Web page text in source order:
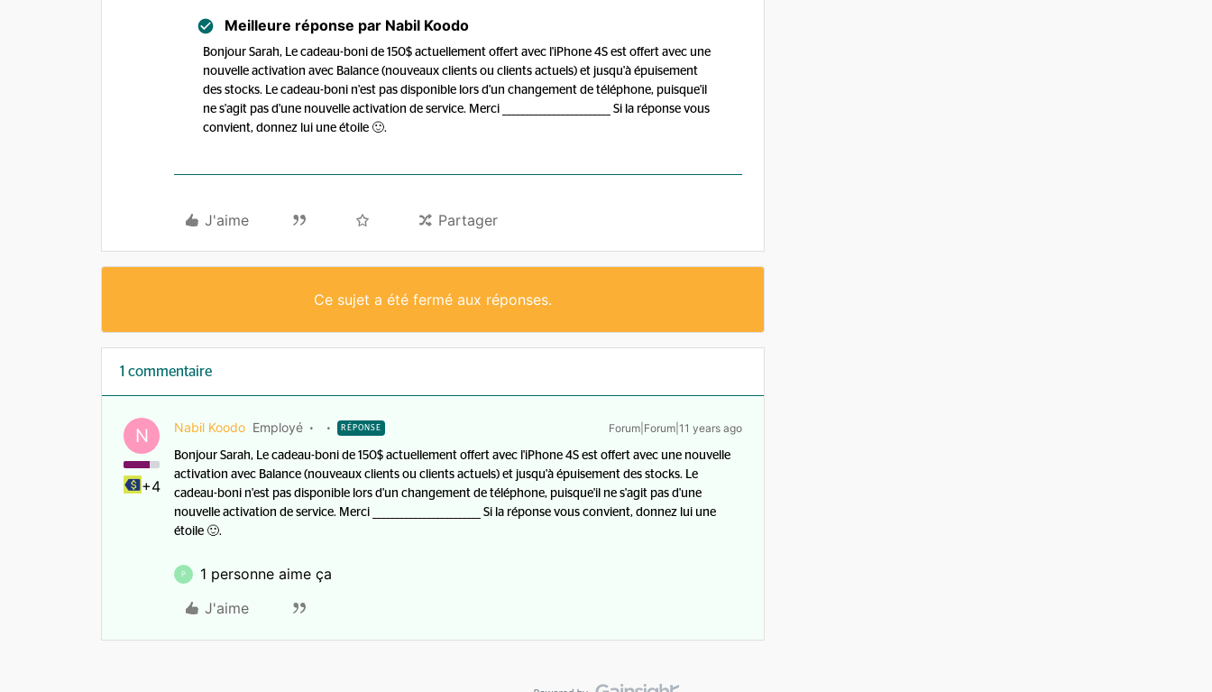
Meilleure réponse par Nabil Koodo
Bonjour Sarah, Le cadeau-boni de 150$ actuellement offert avec l'iPhone 4S est offert avec une
nouvelle activation avec Balance (nouveaux clients ou clients actuels) et jusqu'à épuisement
des stocks. Le cadeau-boni n'est pas disponible lors d'un changement de téléphone, puisque'il
ne s'agit pas d'une nouvelle activation de service. Merci ________________________ Si la réponse vous
convient, donnez lui une étoile 🙂.
J'aime Partager
Ce sujet a été fermé aux réponses.
1 commentaire
N
+4
Nabil Koodo Employé RÉPONSE Forum|Forum|11 years ago
Bonjour Sarah, Le cadeau-boni de 150$ actuellement offert avec l'iPhone 4S est offert avec une nouvelle
activation avec Balance (nouveaux clients ou clients actuels) et jusqu'à épuisement des stocks. Le
cadeau-boni n'est pas disponible lors d'un changement de téléphone, puisque'il ne s'agit pas d'une
nouvelle activation de service. Merci ________________________ Si la réponse vous convient, donnez lui une
étoile 🙂.
P
1 personne aime ça
J'aime